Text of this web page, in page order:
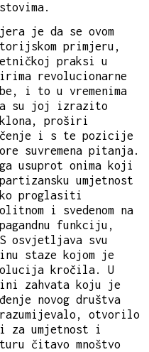
je da se ovom
primjeru,
praksi u
revolucionarne
i to u vremenima
su joj izrazito
proširi
i s te pozicije
suvremena pitanja.
usuprot onima koji
umjetnost
proglasiti
i svedenom na
funkciju,
osvjetljava svu
staze kojom je
kročila. U
zahvata koju je
novog društva
otvorilo
za umjetnost i
čitavo mnoštvo